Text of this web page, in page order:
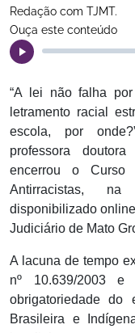
Redação com TJMT.
Ouça este conteúdo
“A lei não falha
letramento racial
escola, por
professora
encerrou o Curso
Antirracistas, na
disponibilizado
Judiciário de Mato
A lacuna de tempo
nº 10.639/2003 e
obrigatoriedade do
Brasileira e